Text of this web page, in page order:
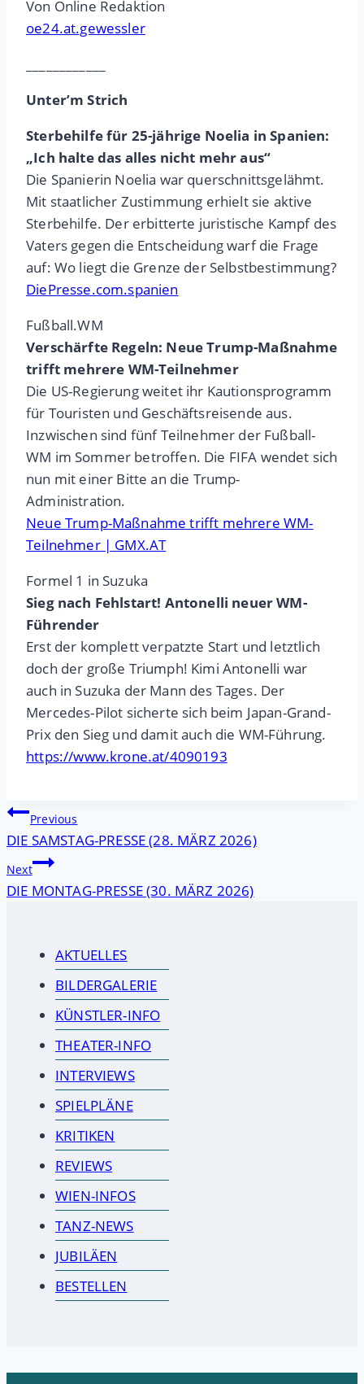
Von Online Redaktion
oe24.at.gewessler
Unter’m Strich
Sterbehilfe für 25-jährige Noelia in Spanien:
„Ich halte das alles nicht mehr aus“
Die Spanierin Noelia war querschnittsgelähmt.
Mit staatlicher Zustimmung erhielt sie aktive
Sterbehilfe. Der erbitterte juristische Kampf des
Vaters gegen die Entscheidung warf die Frage
auf: Wo liegt die Grenze der Selbstbestimmung?
DiePresse.com.spanien
Fußball.WM
Verschärfte Regeln: Neue Trump-Maßnahme
trifft mehrere WM-Teilnehmer
Die US-Regierung weitet ihr Kautionsprogramm
für Touristen und Geschäftsreisende aus.
Inzwischen sind fünf Teilnehmer der Fußball-
WM im Sommer betroffen. Die FIFA wendet sich
nun mit einer Bitte an die Trump-
Administration.
Neue Trump-Maßnahme trifft mehrere WM-
Teilnehmer | GMX.AT
Formel 1 in Suzuka
Sieg nach Fehlstart! Antonelli neuer WM-
Führender
Erst der komplett verpatzte Start und letztlich
doch der große Triumph! Kimi Antonelli war
auch in Suzuka der Mann des Tages. Der
Mercedes-Pilot sicherte sich beim Japan-Grand-
Prix den Sieg und damit auch die WM-Führung.
https://www.krone.at/4090193
Beitragsnavigation
Previous
DIE SAMSTAG-PRESSE (28. MÄRZ 2026)
Next
DIE MONTAG-PRESSE (30. MÄRZ 2026)
AKTUELLES
BILDERGALERIE
KÜNSTLER-INFO
THEATER-INFO
INTERVIEWS
SPIELPLÄNE
KRITIKEN
REVIEWS
WIEN-INFOS
TANZ-NEWS
JUBILÄEN
BESTELLEN